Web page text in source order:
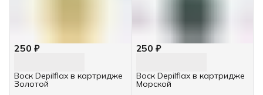
250 ₽
Воск Depilflax в картридже
Золотой
250 ₽
Воск Depilflax в картридже
Морской